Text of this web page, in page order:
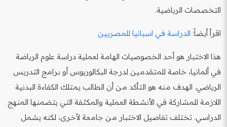
التخصصات الرياضية.
اقرأ أيضاً: الدراسة في اسبانيا للمصريين
هذا الاختبار هو أحد الخصوصيات الهامة لعملية دراسة علوم الرياضة
في ألمانيا، خاصة للمتقدمين لدرجة البكالوريوس أو برامج التدريس
الرياضي. الهدف منه هو التأكد من أن الطالب يمتلك الكفاءة البدنية
اللازمة للمشاركة في الأنشطة العملية والمكثفة التي يتضمنها المنهج
الدراسي. تختلف تفاصيل الاختبار من جامعة لأخرى، لكنه يشمل